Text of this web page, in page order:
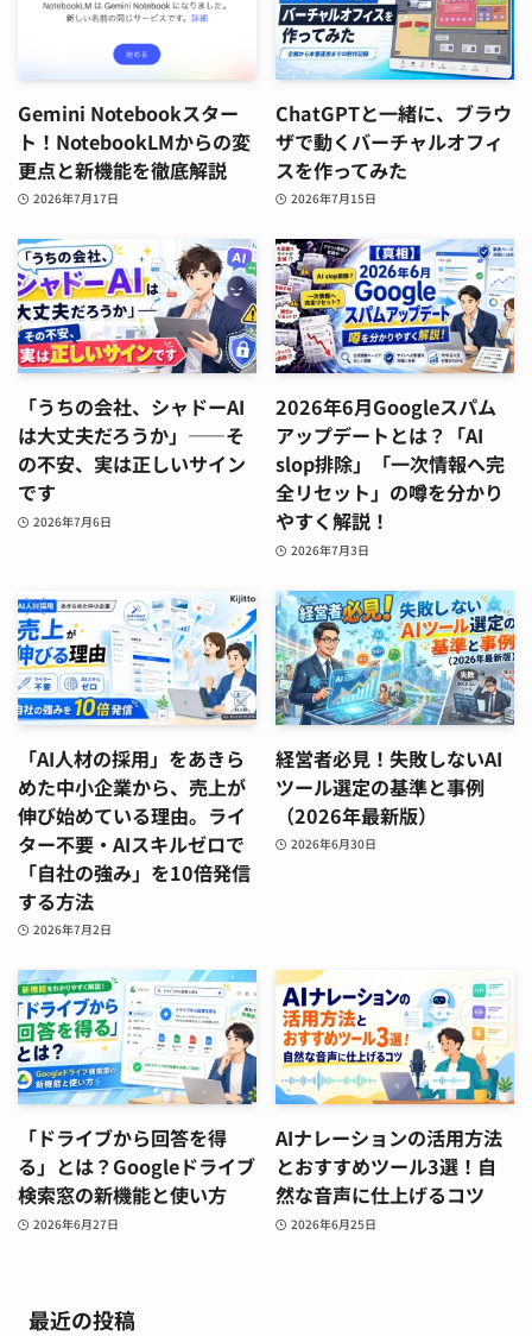
Gemini Notebookスター
ト！NotebookLMからの変
更点と新機能を徹底解説
2026年7月17日
ChatGPTと一緒に、ブラウ
ザで動くバーチャルオフィ
スを作ってみた
2026年7月15日
「うちの会社、シャドーAI
は大丈夫だろうか」——そ
の不安、実は正しいサイン
です
2026年7月6日
2026年6月Googleスパム
アップデートとは？「AI
slop排除」「一次情報へ完
全リセット」の噂を分かり
やすく解説！
2026年7月3日
「AI人材の採用」をあきら
めた中小企業から、売上が
伸び始めている理由。ライ
ター不要・AIスキルゼロで
「自社の強み」を10倍発信
する方法
2026年7月2日
経営者必見！失敗しないAI
ツール選定の基準と事例
（2026年最新版）
2026年6月30日
「ドライブから回答を得
る」とは？Googleドライブ
検索窓の新機能と使い方
2026年6月27日
AIナレーションの活用方法
とおすすめツール3選！自
然な音声に仕上げるコツ
2026年6月25日
最近の投稿